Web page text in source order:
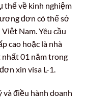
thể về kinh nghiệm
đơn có thể sở
Nam. Yêu cầu
cao hoặc là nhà
01 năm trong
xin visa L-1.
điều hành doanh